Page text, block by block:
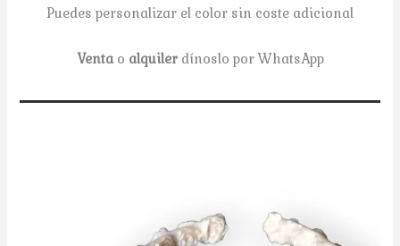
Puedes personalizar el color sin coste adicional
Venta o alquiler dínoslo por WhatsApp